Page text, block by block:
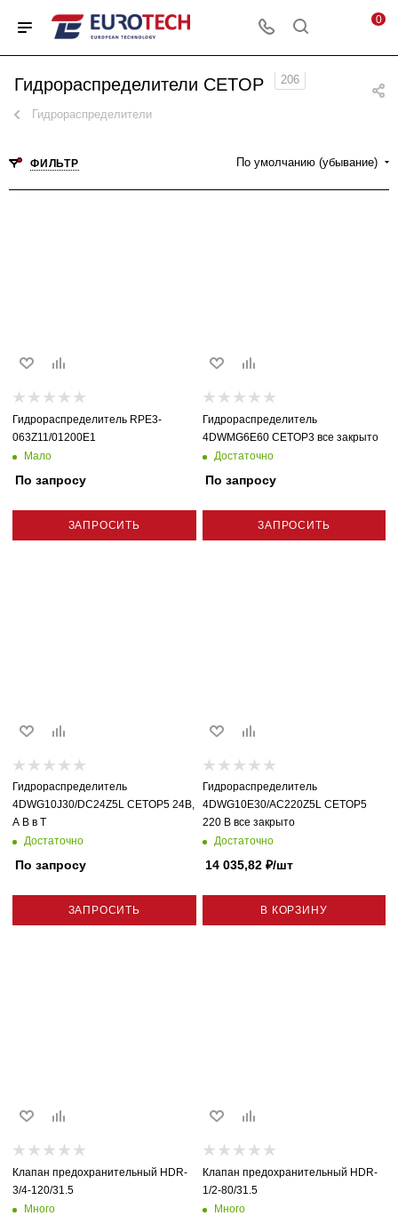
0
Гидрораспределители CETOP 206
Гидрораспределители
ФИЛЬТР По умолчанию (убывание)
Гидрораспределитель RPE3-
063Z11/01200E1
Мало
По запросу
ЗАПРОСИТЬ
Гидрораспределитель
4DWMG6E60 CETOP3 все закрыто
Достаточно
По запросу
ЗАПРОСИТЬ
Гидрораспределитель
4DWG10J30/DC24Z5L CETOP5 24В,
A В в Т
Достаточно
По запросу
ЗАПРОСИТЬ
Гидрораспределитель
4DWG10E30/AC220Z5L CETOP5
220 В все закрыто
Достаточно
14 035,82₽/шт
В КОРЗИНУ
Клапан предохранительный HDR-
3/4-120/31.5
Много
Клапан предохранительный HDR-
1/2-80/31.5
Много